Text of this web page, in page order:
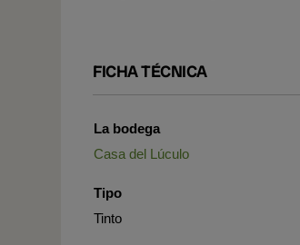
FICHA TÉCNICA
La bodega
Casa del Lúculo
Tipo
Tinto